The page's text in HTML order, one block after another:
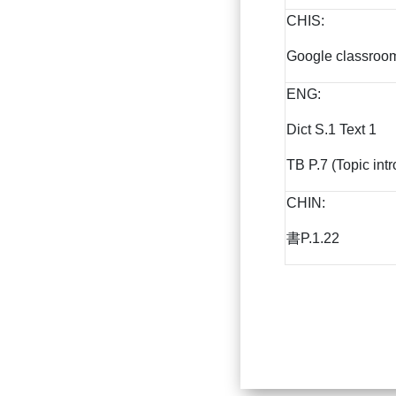
CHIS:
Google
ENG:
Dict S.1 Text 1
TB P.7 (Topic
CHIN:
書P.1.22